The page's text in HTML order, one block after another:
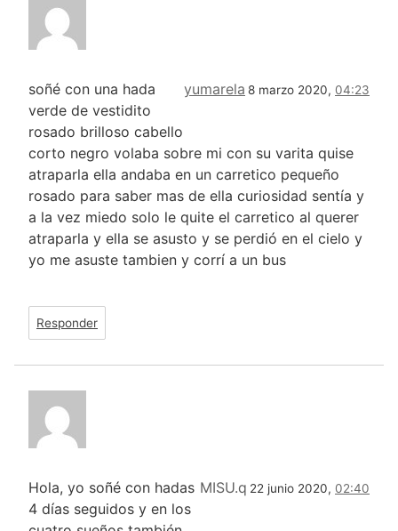
yumarela 8 marzo 2020, 04:23
soñé con una hada
verde de vestidito
rosado brilloso cabello
corto negro volaba sobre mi con su varita quise
atraparla ella andaba en un carretico pequeño
rosado para saber mas de ella curiosidad sentía y
a la vez miedo solo le quite el carretico al querer
atraparla y ella se asusto y se perdió en el cielo y
yo me asuste tambien y corrí a un bus
Responder
MISU.q 22 junio 2020, 02:40
Hola, yo soñé con hadas
4 días seguidos y en los